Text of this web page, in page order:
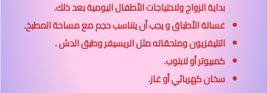
بداية الزواج ولاحتياجات الأطفال اليومية بعد ذلك.
غسالة الأطباق ويجب أن يتناسب حجممع مساحة المطبخ.
التليفزيون وملحقاته مثل الريسيفر وطبق الدش .
كمبيوتر أو لابتوب.
سخان كهربائي أو غاز.